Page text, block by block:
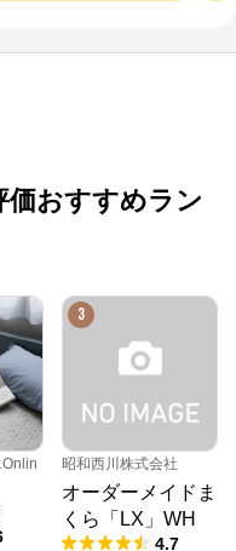
価おすすめラン
3
昭和西川株式会社
オーダーメイドま
くら「LX」WH
4.7